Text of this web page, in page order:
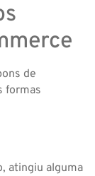
de
formas
atingiu alguma